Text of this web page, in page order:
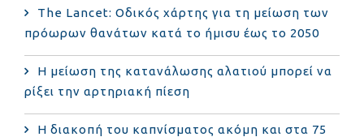
The Lancet: Οδικός χάρτης για τη μείωση των
πρόωρων θανάτων κατά το ήμισυ έως το 2050
Η μείωση της κατανάλωσης αλατιού μπορεί να
ρίξει την αρτηριακή πίεση
Η διακοπή του καπνίσματος ακόμη και στα 75